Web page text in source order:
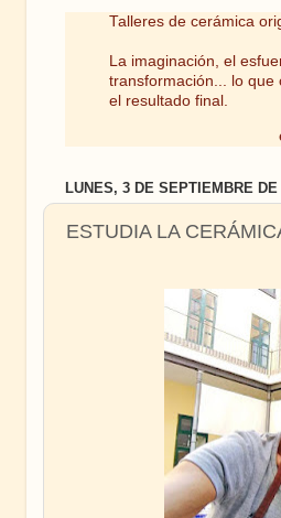
Talleres de cerámica
La imaginación, el
transformación... lo que
el resultado final.
LUNES, 3 DE SEPTIEMBRE DE
ESTUDIA LA